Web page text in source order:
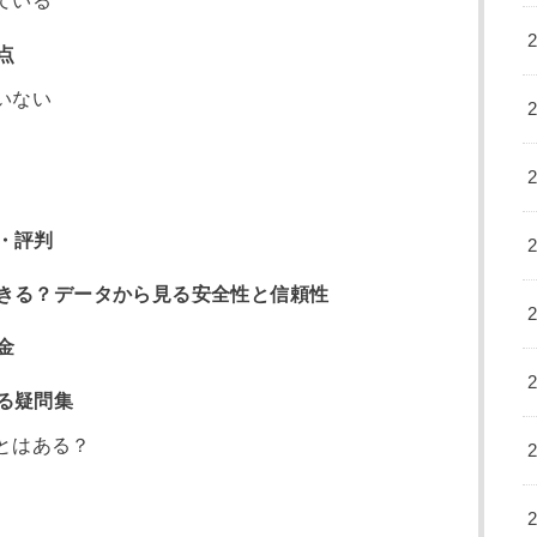
ない
評判
る？データから見る安全性と信頼性
疑問集
はある？